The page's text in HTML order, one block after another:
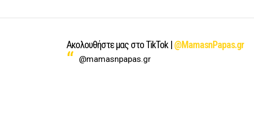
Ακολουθήστε μας στο TikTok | @MamasnPapas.gr
@mamasnpapas.gr